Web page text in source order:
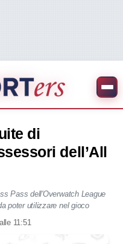
di
dell’All
Pass dell'Overwatch League
poter utilizzare nel gioco
11:51